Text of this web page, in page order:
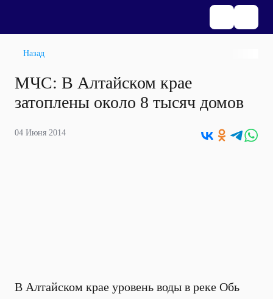
Назад
МЧС: В Алтайском крае
затоплены около 8 тысяч домов
04 Июня 2014
В Алтайском крае уровень воды в реке Обь